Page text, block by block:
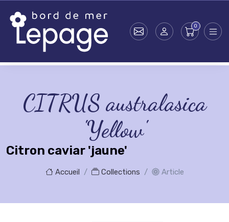
CITRUS australasica
'Yellow'
Citron caviar 'jaune'
Accueil Collections Article